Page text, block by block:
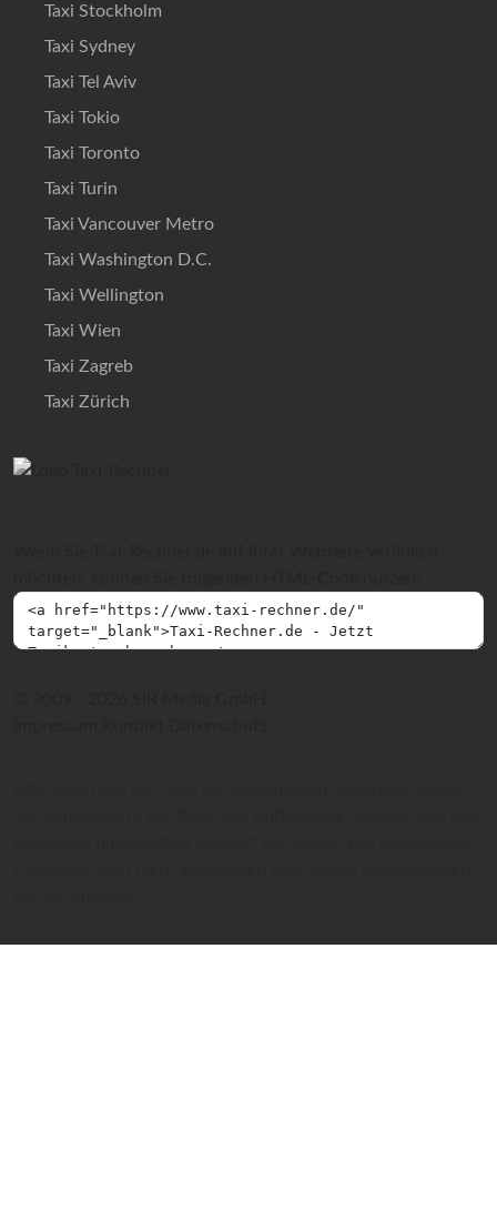
Taxi Stockholm
Taxi Sydney
Taxi Tel Aviv
Taxi Tokio
Taxi Toronto
Taxi Turin
Taxi Vancouver Metro
Taxi Washington D.C.
Taxi Wellington
Taxi Wien
Taxi Zagreb
Taxi Zürich